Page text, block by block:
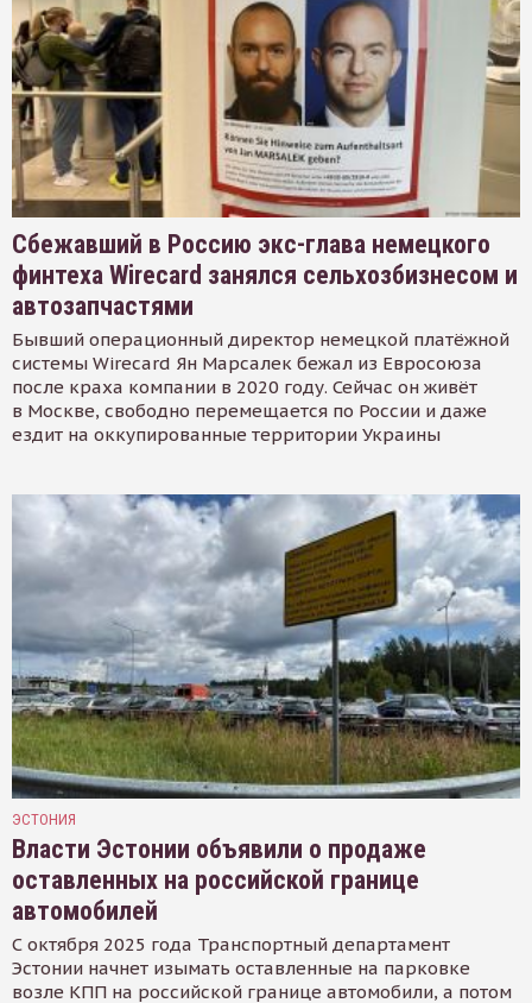
Сбежавший в Россию экс-глава немецкого
финтеха Wirecard занялся сельхозбизнесом и
автозапчастями
Бывший операционный директор немецкой платёжной
системы Wirecard Ян Марсалек бежал из Евросоюза
после краха компании в 2020 году. Сейчас он живёт
в Москве, свободно перемещается по России и даже
ездит на оккупированные территории Украины
ЭСТОНИЯ
Власти Эстонии объявили о продаже
оставленных на российской границе
автомобилей
С октября 2025 года Транспортный департамент
Эстонии начнет изымать оставленные на парковке
возле КПП на российской границе автомобили, а потом